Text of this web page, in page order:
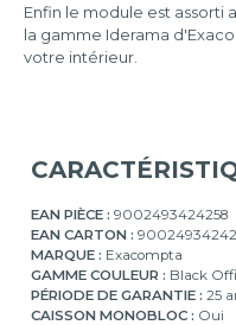
Enfin le module est assorti
la gamme Iderama
votre intérieur.
EAN PIÈCE : 9002493424258
EAN CARTON :
MARQUE : Exacompta
GAMME COULEUR : Black
PÉRIODE DE GARANTIE : 25
CAISSON MONOBLOC : Oui